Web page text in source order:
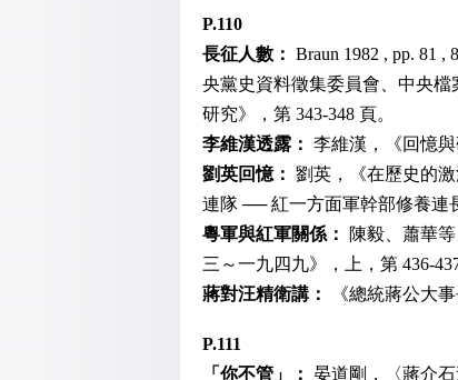
P.110
長征人數： Braun 1982 , pp. 81
央黨史資料徵集委員會、中央
研究》，第 343-348 頁。
李維漢透露： 李維漢，《回憶與
劉英回憶： 劉英，《在歷史的
連隊 ── 紅一方面軍幹部修養連
粵軍與紅軍關係：
陳毅、蕭華
三～一九四九》，上，第 436-
蔣對汪精衛講：
《總統蔣公大
P.111
「你不管」： 晏道剛，〈蔣介